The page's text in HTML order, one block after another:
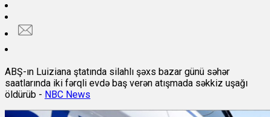
ABŞ-ın Luiziana ştatında silahlı şəxs bazar günü səhər
saatlarında iki fərqli evdə baş verən atışmada səkkiz uşağı
öldürüb - NBC News